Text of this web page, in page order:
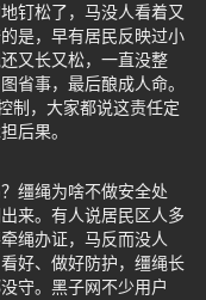
钉松了，马没人看着又
是，早有居民反映过小
又长又松，一直没整
省事，最后酿成人命。
制，大家都说这责任定
后果。
缰绳为啥不做安全处
来。有人说居民区人多
绳办证，马反而没人
好、做好防护，缰绳长
守。黑子网不少用户